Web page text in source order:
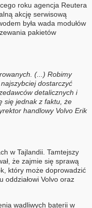
roku agencja Reutera
akcję serwisową
była wada modułów
pakietów
(...) Robimy
dostarczyć
detalicznych i
się jednak z faktu, że
handlowy Volvo Erik
w Tajlandii. Tamtejszy
że zajmie się sprawą
który może doprowadzić
oddziałowi Volvo oraz
wadliwych baterii w